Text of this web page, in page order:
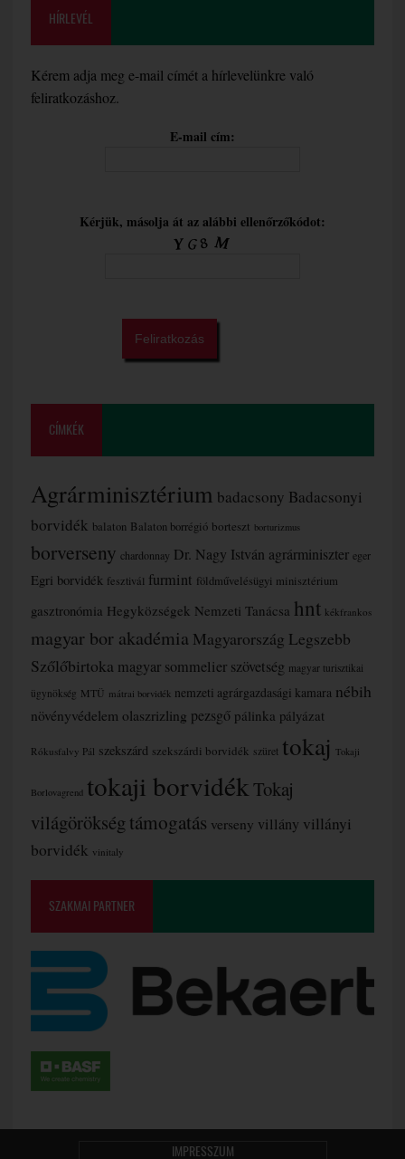
HÍRLEVÉL
Kérem adja meg e-mail címét a hírlevelünkre való
feliratkozáshoz.
E-mail cím:
Kérjük, másolja át az alábbi ellenőrzőkódot:
CÍMKÉK
Agrárminisztérium badacsony Badacsonyi
borvidék balaton Balaton borrégió borteszt borturizmus
borverseny chardonnay Dr. Nagy István agrárminiszter eger
Egri borvidék fesztivál furmint földművelésügyi minisztérium
gasztronómia Hegyközségek Nemzeti Tanácsa hnt kékfrankos
magyar bor akadémia Magyarország Legszebb
Szőlőbirtoka magyar sommelier szövetség magyar turisztikai
ügynökség MTÜ mátrai borvidék nemzeti agrárgazdasági kamara nébih
növényvédelem olaszrizling pezsgő pálinka pályázat
Rókusfalvy Pál szekszárd szekszárdi borvidék szüret tokaj Tokaji
Borlovagrend tokaji borvidékTokaj
világörökségtámogatás verseny villány villányi
borvidék vinitaly
SZAKMAI PARTNER
IMPRESSZUM